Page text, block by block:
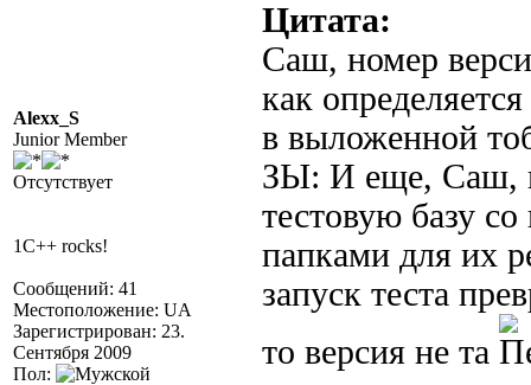
Alexx_S
Junior Member
Отсутствует
1C++ rocks!
Сообщений: 41
Местоположение: UA
Зарегистрирован: 23.
Сентября 2009
Пол:
Цитата:
Саш, номер
как
в выложенной
ЗЫ: И еще, Саш,
тестовую базу
папками для их
запуск теста
то версия не та